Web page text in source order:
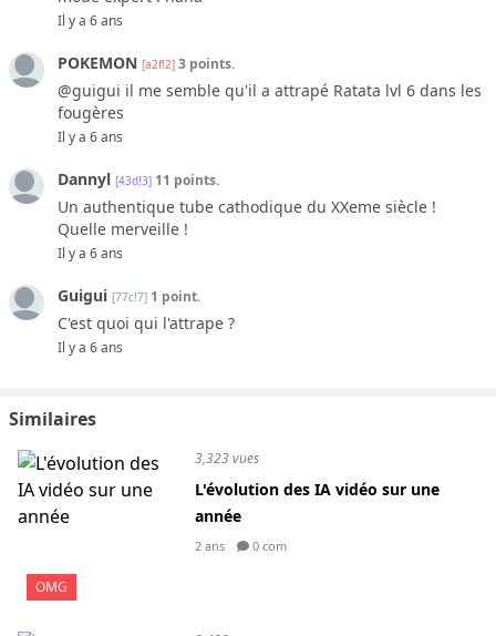
Il y a 6 ans
POKEMON [a2f!2] 3 points.
@guigui il me semble qu'il a attrapé Ratata lvl 6 dans les
fougères
Il y a 6 ans
Dannyl [43d!3] 11 points.
Un authentique tube cathodique du XXeme siècle !
Quelle merveille !
Il y a 6 ans
Guigui [77c!7] 1 point.
C'est quoi qui l'attrape ?
Il y a 6 ans
Similaires
OMG
3,323 vues
L'évolution des IA vidéo sur une
année
2 ans 0 com